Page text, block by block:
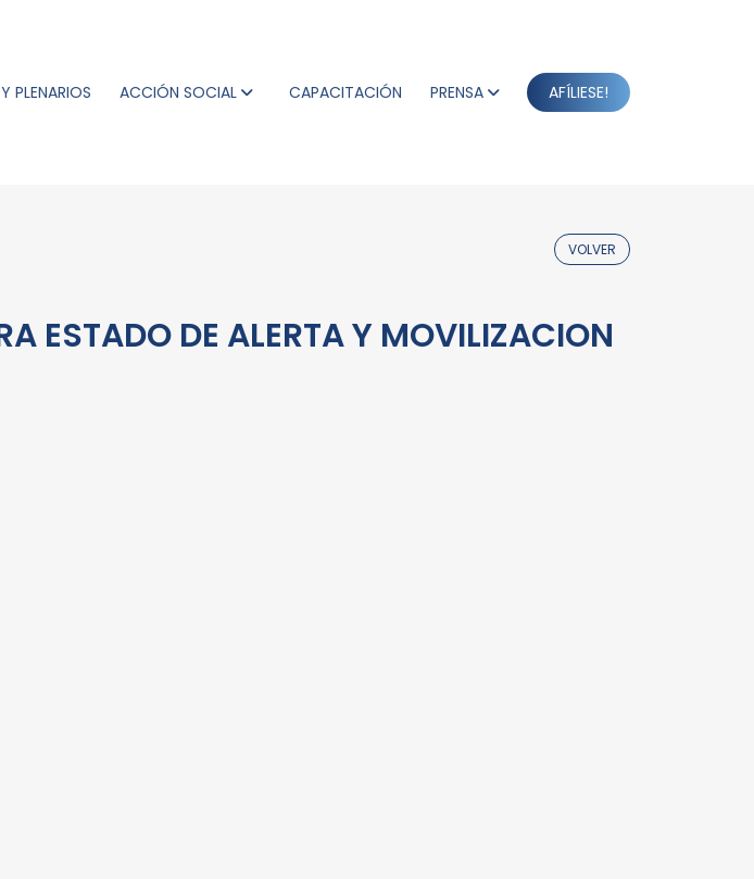
PLENARIOS ACCIÓN SOCIAL CAPACITACIÓN PRENSA AFÍLIESE!
VOLVER
ESTADO DE ALERTA Y MOVILIZACION